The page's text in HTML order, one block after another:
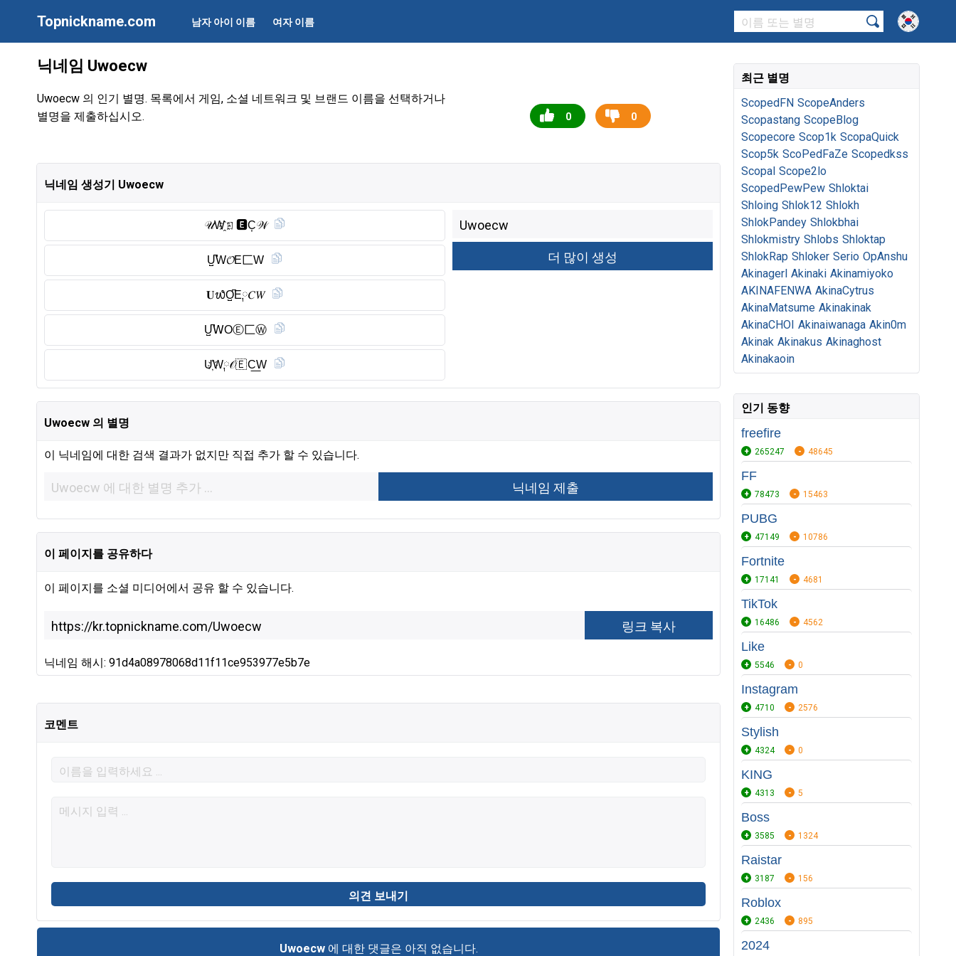
Topnickname.com 남자 아이 이름 여자 이름
닉네임 Uwoecw
Uwoecw 의 인기 별명. 목록에서 게임, 소셜 네트워크 및 브랜드 이름을 선택하거나
별명을 제출하십시오.
0 0
닉네임 생성기 Uwoecw
𝒰W҈ㄖ🅴︎C͎𝒲
U̺͆W𝓞E匚W
𝐔᭙O̺͆E༙𝐶𝑊
U̺͆𝖶OⒺ︎匚Ⓦ︎
U҉W༙𝒪🇪 C͟W
Uwoecw 의 별명
이 닉네임에 대한 검색 결과가 없지만 직접 추가 할 수 있습니다.
이 페이지를 공유하다
이 페이지를 소셜 미디어에서 공유 할 수 있습니다.
닉네임 해시: 91d4a08978068d11f11ce953977e5b7e
코멘트
Uwoecw에 대한 댓글은 아직 없습니다.
최근 별명
ScopedFN ScopeAnders
Scopastang ScopeBlog
Scopecore Scop1k ScopaQuick
Scop5k ScoPedFaZe Scopedkss
Scopal Scope2lo
ScopedPewPew Shloktai
Shloing Shlok12 Shlokh
ShlokPandey Shlokbhai
Shlokmistry Shlobs Shloktap
ShlokRap Shloker Serio OpAnshu
Akinagerl Akinaki Akinamiyoko
AKINAFENWA AkinaCytrus
AkinaMatsume Akinakinak
AkinaCHOI Akinaiwanaga Akin0m
Akinak Akinakus Akinaghost
Akinakaoin
인기 동향
freefire
265247 48645
FF
78473 15463
PUBG
47149 10786
Fortnite
17141 4681
TikTok
16486 4562
Like
5546 0
Instagram
4710 2576
Stylish
4324 0
KING
4313 5
Boss
3585 1324
Raistar
3187 156
Roblox
2436 895
2024